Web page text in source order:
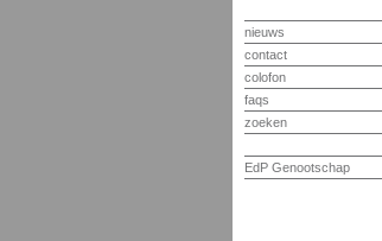
nieuws
contact
colofon
faqs
zoeken
EdP Genootschap